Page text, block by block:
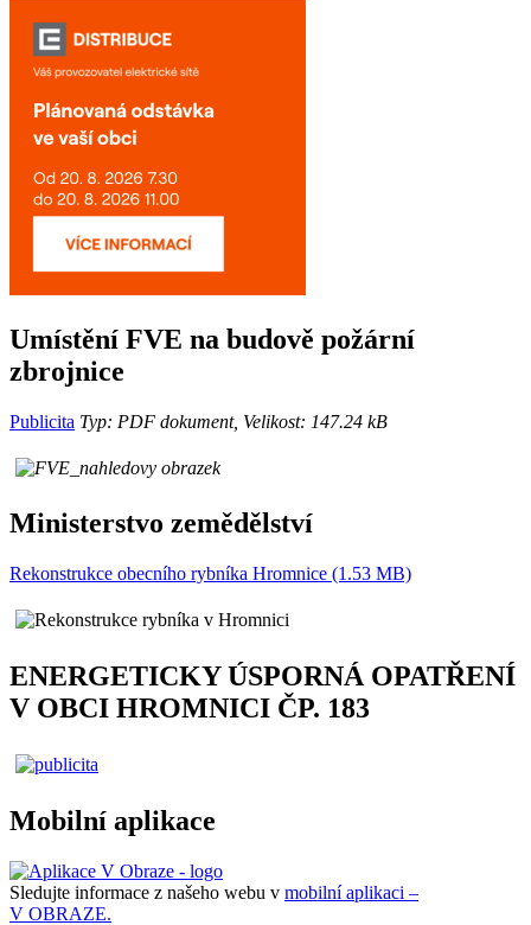
Umístění FVE na budově požární
zbrojnice
Publicita Typ: PDF dokument, Velikost: 147.24 kB
Ministerstvo zemědělství
Rekonstrukce obecního rybníka Hromnice (1.53 MB)
ENERGETICKY ÚSPORNÁ OPATŘENÍ
V OBCI HROMNICI ČP. 183
Mobilní aplikace
Sledujte informace z našeho webu v mobilní aplikaci –
V OBRAZE.